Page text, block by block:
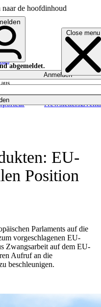
naar de hoofdinhoud
Close menu
NewslettersEvents
abgemeldet.
Anmelden
EU-
Position
Parlaments auf die
vorgeschlagenen EU-
Zwangsarbeit auf dem EU-
Aufruf an die
beschleunigen.